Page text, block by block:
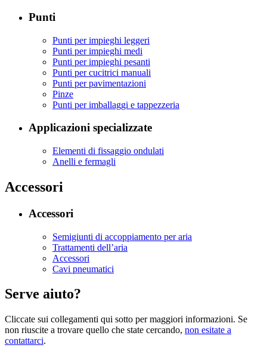
Punti
Punti per impieghi leggeri
Punti per impieghi medi
Punti per impieghi pesanti
Punti per cucitrici manuali
Punti per pavimentazioni
Pinze
Punti per imballaggi e tappezzeria
Applicazioni specializzate
Elementi di fissaggio ondulati
Anelli e fermagli
Accessori
Accessori
Semigiunti di accoppiamento per aria
Trattamenti dell’aria
Accessori
Cavi pneumatici
Serve aiuto?
Cliccate sui collegamenti qui sotto per maggiori informazioni. Se
non riuscite a trovare quello che state cercando, non esitate a
contattarci.